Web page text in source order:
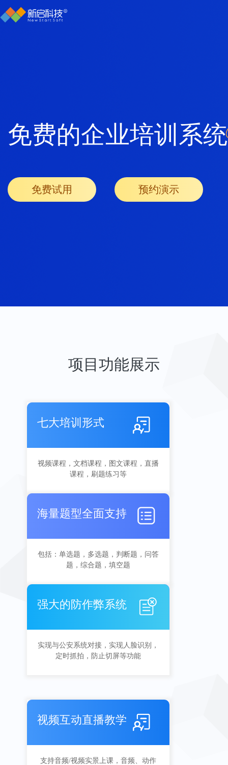
免费的企业培训系统
免费试用 预约演示
项目功能展示
七大培训形式
视频课程，文档课程，图文课程，直播
课程，刷题练习等
海量题型全面支持
包括：单选题，多选题，判断题，问答
题，综合题，填空题
强大的防作弊系统
实现与公安系统对接，实现人脸识别，
定时抓拍，防止切屏等功能
视频互动直播教学
支持音频/视频实景上课，音频、动作